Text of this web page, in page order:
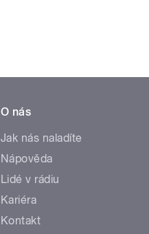
O nás
Jak nás naladíte
Nápověda
Lidé v rádiu
Kariéra
Kontakt